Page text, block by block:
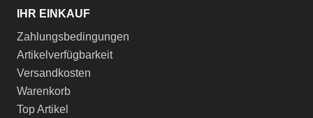
IHR EINKAUF
Zahlungsbedingungen
Artikelverfügbarkeit
Versandkosten
Warenkorb
Top Artikel